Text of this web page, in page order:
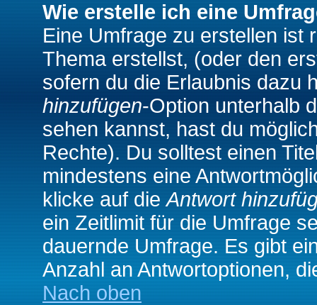
Wie erstelle ich eine
Eine Umfrage zu erstellen ist
Thema erstellst, (oder den
sofern du die Erlaubnis dazu
hinzufügen-Option unterhalb
sehen kannst, hast du
Rechte). Du solltest einen
mindestens eine
klicke auf dieAntwort
ein Zeitlimit für die Umfrage
dauernde Umfrage. Es gibt
Anzahl an Antwortoptionen,
Nach oben